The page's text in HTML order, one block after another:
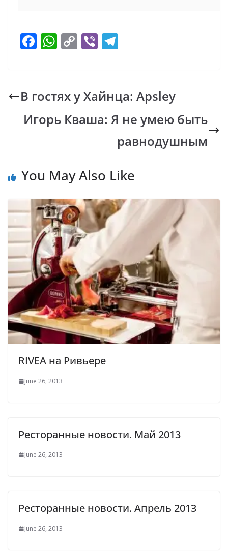
F
b
o
o
W
s
A
p
C
y
Li
n
Vi
gr
a
m
В гостях у Хайнца: Apsley
Игорь Кваша: Я не умею быть
равнодушным
You May Also Like
RIVEA на Ривьере
June 26, 2013
Ресторанные новости. Май 2013
June 26, 2013
Ресторанные новости. Апрель 2013
June 26, 2013